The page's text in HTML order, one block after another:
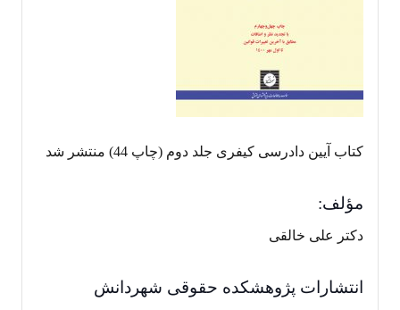
کتاب آیین دادرسی کیفری جلد دوم (چاپ 44) منتشر شد
مؤلف:
دکتر علی خالقی
انتشارات پژوهشکده حقوقی شهردانش